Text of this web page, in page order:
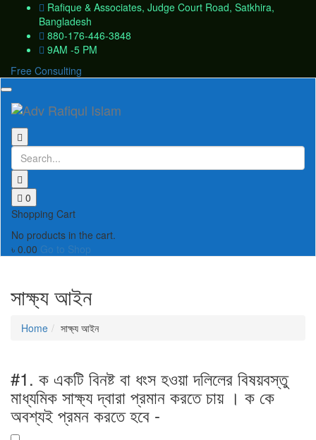
Rafique & Associates, Judge Court Road, Satkhira,
Bangladesh
880-176-446-3848
9AM -5 PM
Free Consulting
Toggle
navigation
0
Shopping Cart
No products in the cart.
৳ 0.00 Go to Shop
সাক্ষ্য আইন
Home সাক্ষ্য আইন
#1. ক একটি বিনষ্ট বা ধংস হওয়া দলিলের বিষয়বস্তু
মাধ্যমিক সাক্ষ্য দ্বারা প্রমান করতে চায় । ক কে
অবশ্যই প্রমন করতে হবে -